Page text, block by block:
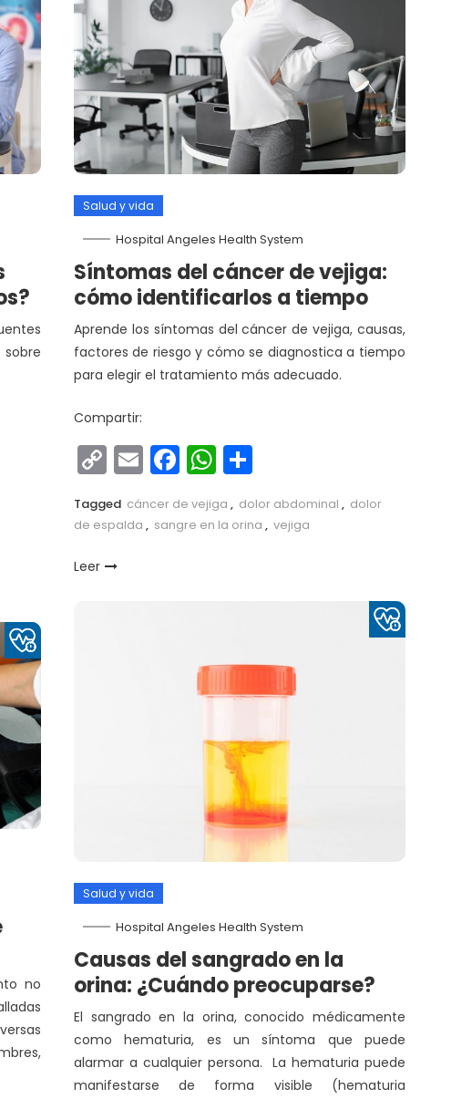
Salud y vida
Hospital Angeles Health System
Síntomas del cáncer de vejiga:
cómo identificarlos a tiempo
Aprende los síntomas del cáncer de vejiga, causas,
factores de riesgo y cómo se diagnostica a tiempo
para elegir el tratamiento más adecuado.
Compartir:
Copy
Link
EmailFacebook
WhatsApp
Tagged cáncer de vejiga , dolor abdominal , dolor
de espalda , sangre en la orina , vejiga
Leer
Salud y vida
Hospital Angeles Health System
Causas del sangrado en la
orina: ¿Cuándo preocuparse?
El sangrado en la orina, conocido médicamente
como hematuria, es un síntoma que puede
alarmar a cualquier persona. La hematuria puede
manifestarse de forma visible (hematuria
no